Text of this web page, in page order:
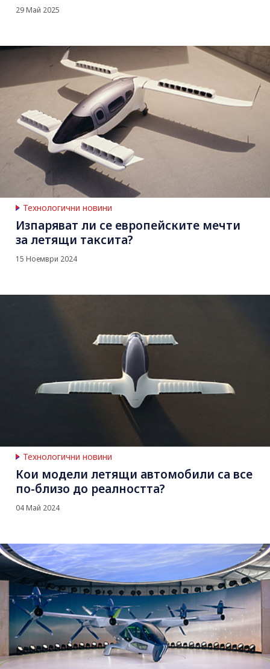
29 Май 2025
Технологични новини
Изпаряват ли се европейските мечти
за летящи таксита?
15 Ноември 2024
Технологични новини
Кои модели летящи автомобили са все
по-близо до реалността?
04 Май 2024